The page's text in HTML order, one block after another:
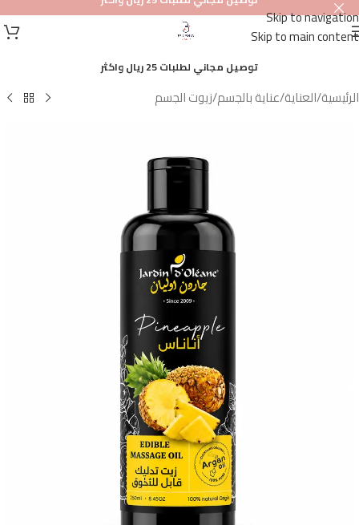
Skip to navigation
Skip to main content
توصيل مجاني لطلبات 25 ريال واكثر
الرئيسية/العناية/عناية بالجسم/زيوت الجسم